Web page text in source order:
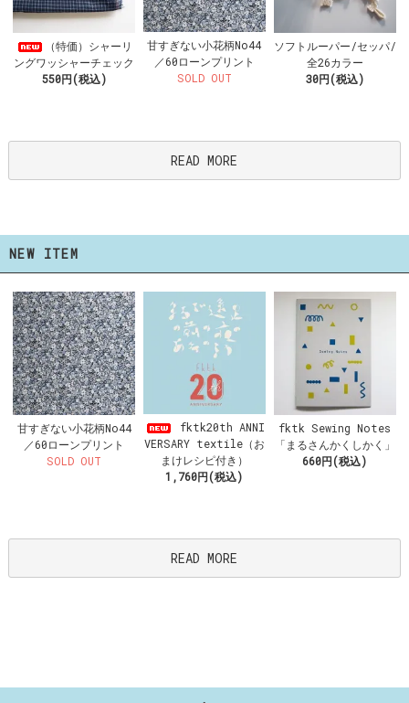
（特価）シャーリ
ングワッシャーチェック
550円(税込)
甘すぎない小花柄No44
／60ローンプリント
SOLD OUT
ソフトルーパー/セッパ/
全26カラー
30円(税込)
READ MORE
NEW ITEM
甘すぎない小花柄No44
／60ローンプリント
SOLD OUT
fktk20th ANNI
VERSARY textile（お
まけレシピ付き）
1,760円(税込)
fktk Sewing Notes
「まるさんかくしかく」
660円(税込)
READ MORE